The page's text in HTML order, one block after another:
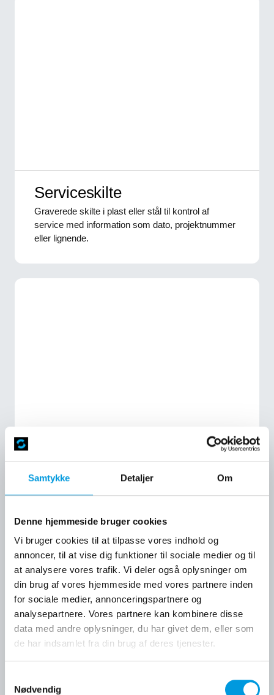
Samtykke Detaljer Om
Denne hjemmeside bruger cookies
Vi bruger cookies til at tilpasse vores indhold og
annoncer, til at vise dig funktioner til sociale medier og til
at analysere vores trafik. Vi deler også oplysninger om
din brug af vores hjemmeside med vores partnere inden
for sociale medier, annonceringspartnere og
analysepartnere. Vores partnere kan kombinere disse
data med andre oplysninger, du har givet dem, eller som
de har indsamlet fra din brug af deres tjenester.
Nødvendig
Serviceskilte
Graverede skilte i plast eller stål til kontrol af
service med information som dato, projektnummer
eller lignende.
KKS-skilte
Hårdføre skilte i rustfrit og syrefast stål eller resopal
maskinel.